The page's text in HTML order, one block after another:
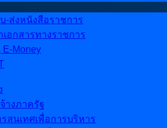
บ-ส่งหนังสือราชการ
เอกสารทางราชการ
E-Money
างภาครัฐ
รสนเทศเพื่อการบริหาร